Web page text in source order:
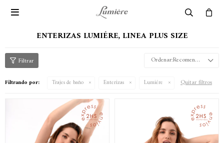

ENTERIZAS LUMIÉRE, LINEA PLUS SIZE
Recomendados
Filtrando por: Trajes de baño Enterizas Lumiére Quitar filtros